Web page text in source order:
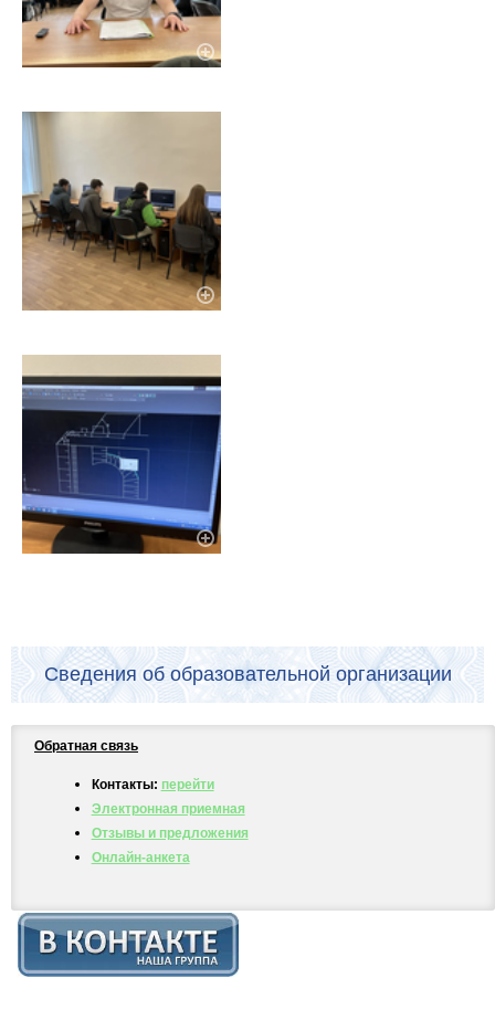
Сведения об образовательной организации
Обратная связь
Контакты: перейти
Электронная приемная
Отзывы и предложения
Онлайн-анкета